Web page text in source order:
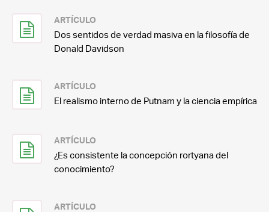
ARTÍCULO
Dos sentidos de verdad masiva en la filosofía de
Donald Davidson
ARTÍCULO
El realismo interno de Putnam y la ciencia empírica
ARTÍCULO
¿Es consistente la concepción rortyana del
conocimiento?
ARTÍCULO